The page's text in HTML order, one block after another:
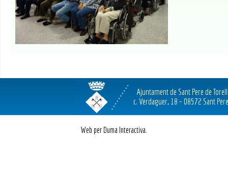
Ajuntament de Sant Pere de
c. Verdaguer, 18 - 08572 Sant
Web per Duma Interactiva.